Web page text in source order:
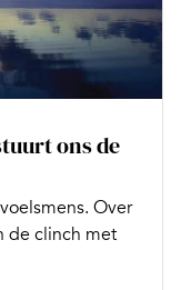
ons de
Over
de clinch met